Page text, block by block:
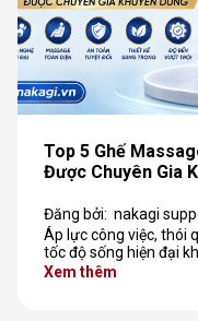
Top 5 Ghế
Được Chuyên Gia
Đăng bởi: nakagi
Áp lực công việc, thói
tốc độ sống hiện đại
Xem thêm